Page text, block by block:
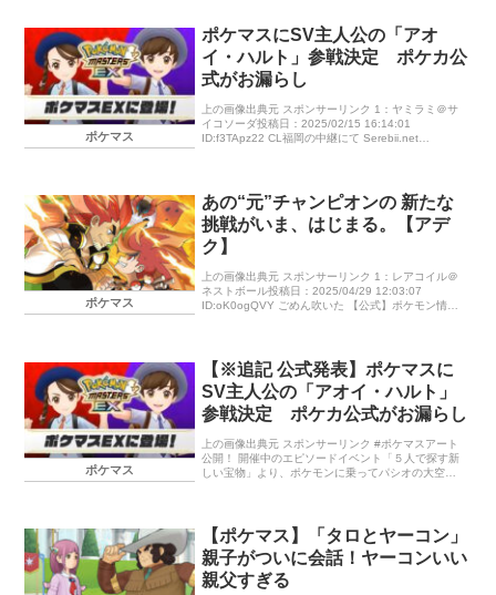
ポケマス
ポケマスにSV主人公の「アオ
イ・ハルト」参戦決定 ポケカ公
式がお漏らし
上の画像出典元 スポンサーリンク 1：ヤミラミ＠サ
イコソーダ投稿日：2025/02/15 16:14:01
ID:f3TApz22 CL福岡の中継にて Serebii.net
ポケマス
あの“元”チャンピオンの 新たな
挑戦がいま、はじまる。【アデ
ク】
上の画像出典元 スポンサーリンク 1：レアコイル＠
ネストボール投稿日：2025/04/29 12:03:07
ID:oK0ogQVY ごめん吹いた 【公式】ポケモン情報
ポケマス
【※追記 公式発表】ポケマスに
SV主人公の「アオイ・ハルト」
参戦決定 ポケカ公式がお漏らし
上の画像出典元 スポンサーリンク #ポケマスアート
公開！ 開催中のエピソードイベント「５人で探す新
しい宝物」より、ポケモンに乗ってパシオの大空を
【ポケマス】「タロとヤーコン」
親子がついに会話！ヤーコンいい
親父すぎる